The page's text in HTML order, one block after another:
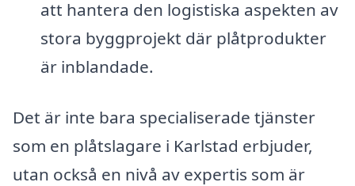
att hantera den logistiska aspekten av
stora byggprojekt där plåtprodukter
är inblandade.
Det är inte bara specialiserade tjänster
som en plåtslagare i Karlstad erbjuder,
utan också en nivå av expertis som är